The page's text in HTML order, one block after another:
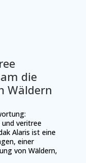
die
Wäldern
veritree
Alaris ist eine
einer
von Wäldern,